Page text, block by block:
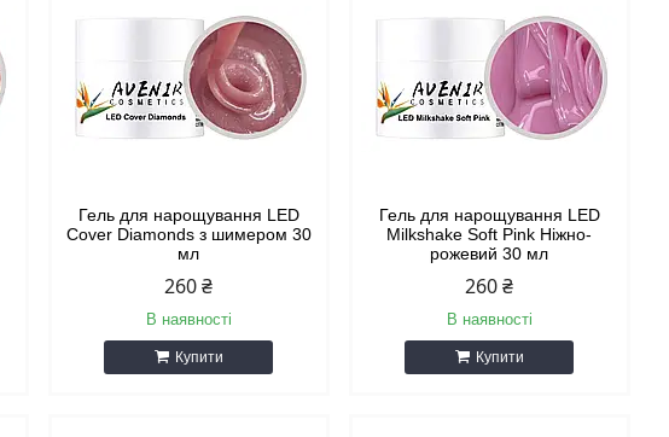
Гель для нарощування LED
Cover Diamonds з шимером 30
мл
260 ₴
В наявності
Купити
Гель для нарощування LED
Milkshake Soft Pink Ніжно-
рожевий 30 мл
260 ₴
В наявності
Купити